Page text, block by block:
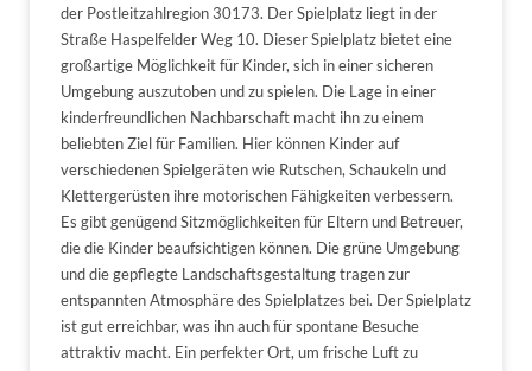
der Postleitzahlregion 30173. Der Spielplatz liegt in der
Straße Haspelfelder Weg 10. Dieser Spielplatz bietet eine
großartige Möglichkeit für Kinder, sich in einer sicheren
Umgebung auszutoben und zu spielen. Die Lage in einer
kinderfreundlichen Nachbarschaft macht ihn zu einem
beliebten Ziel für Familien. Hier können Kinder auf
verschiedenen Spielgeräten wie Rutschen, Schaukeln und
Klettergerüsten ihre motorischen Fähigkeiten verbessern.
Es gibt genügend Sitzmöglichkeiten für Eltern und Betreuer,
die die Kinder beaufsichtigen können. Die grüne Umgebung
und die gepflegte Landschaftsgestaltung tragen zur
entspannten Atmosphäre des Spielplatzes bei. Der Spielplatz
ist gut erreichbar, was ihn auch für spontane Besuche
attraktiv macht. Ein perfekter Ort, um frische Luft zu